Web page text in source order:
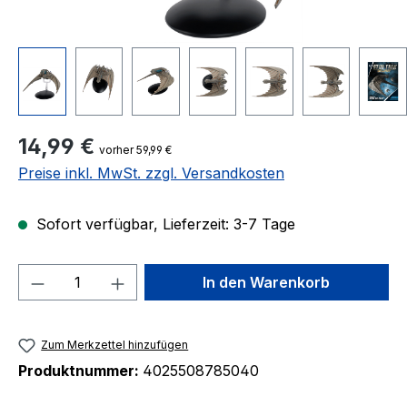
Regulärer Preis:
14,99 € vorher 59,99 €
Preise inkl. MwSt. zzgl. Versandkosten
Sofort verfügbar, Lieferzeit: 3-7 Tage
Produkt Anzahl: Gib denIn den Warenkorb
Zum Merkzettel hinzufügen
Produktnummer: 4025508785040